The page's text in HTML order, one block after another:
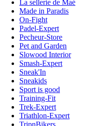
La sellerie de Maé
Made in Paradis
On-Fight
Padel-Expert
Pecheur-Store
Pet and Garden
Slowood Interior
Smash-Expert
Sneak'In
Sneakids
Sport is good
Training-Fit
Trek-Expert
Triathlon-Expert
TripnBikers